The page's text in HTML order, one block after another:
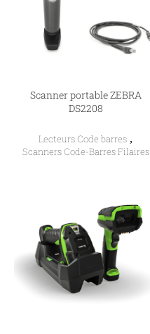
Scanner portable ZEBRA
DS2208
Lecteurs Code barres ,
Scanners Code-Barres Filaires